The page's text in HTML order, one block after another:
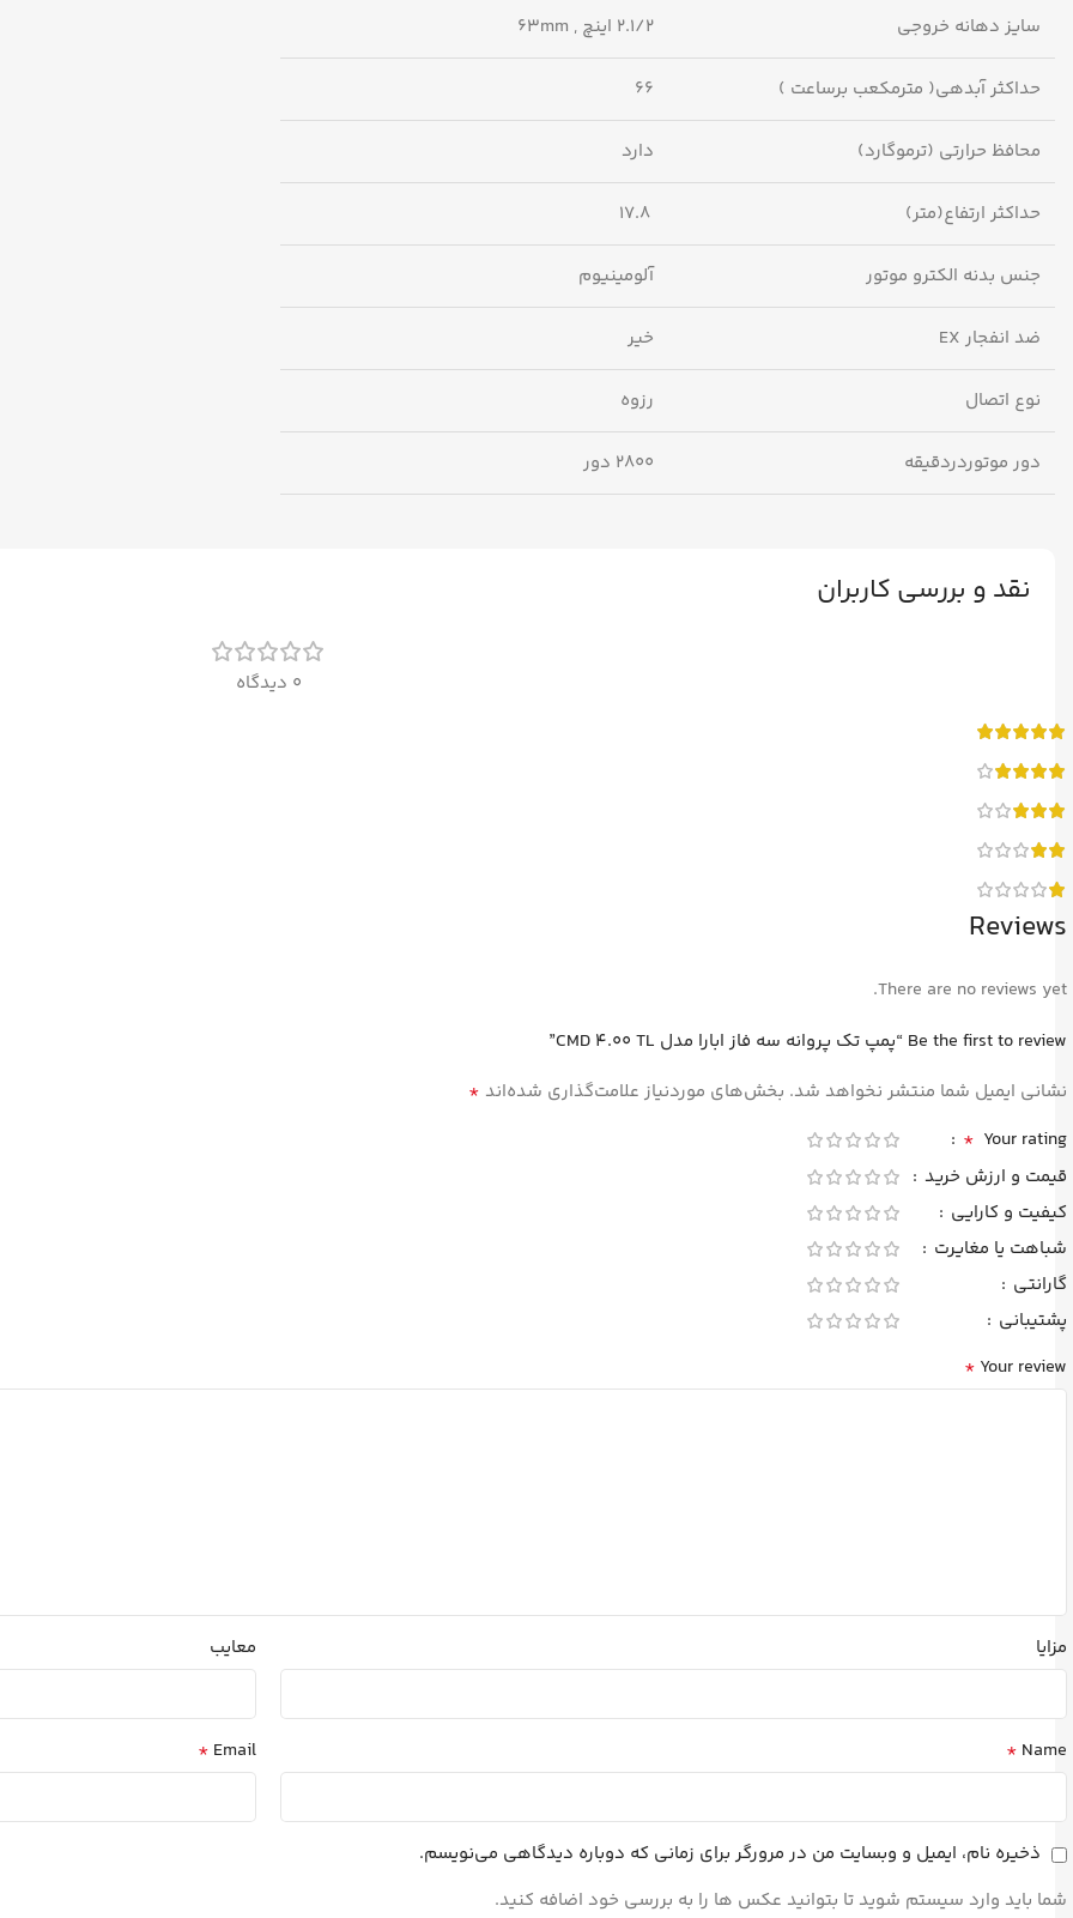
سایز دهانه خروجی 2.1/2 اینچ , 63mm
حداکثر آبدهی( مترمکعب برساعت ) 66
محافظ حرارتی (ترموگارد) دارد
حداکثر ارتفاع(متر)
جنس بدنه الکترو موتور آلومینیوم
ضد انفجار EX خیر
نوع اتصال رزوه
دور موتوردردقیقه ۲۸۰۰ دور
نقد و بررسی کاربران
0 دیدگاه
Reviews
There are no reviews yet.
Be the first to review “پمپ تک پروانه سه فاز ابارا مدل CMD 4.00 TL”
نشانی ایمیل شما منتشر نخواهد شد. بخش‌های موردنیاز علامت‌گذاری شده‌اند *
Your rating
*
قیمت و ارزش خرید
کیفیت و کارایی
شباهت یا مغایرت
گارانتی
پشتیبانی
Your review
*
مزایا معایب
Name
*
Email
*
ذخیره نام، ایمیل و وبسایت من در مرورگر برای زمانی که دوباره دیدگاهی می‌نویسم.
شما باید وارد سیستم شوید تا بتوانید عکس ها را به بررسی خود اضافه کنید.